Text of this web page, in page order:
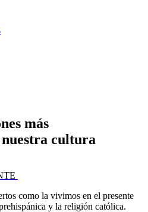
más
cultura
como la vivimos en el presente
y la religión católica.